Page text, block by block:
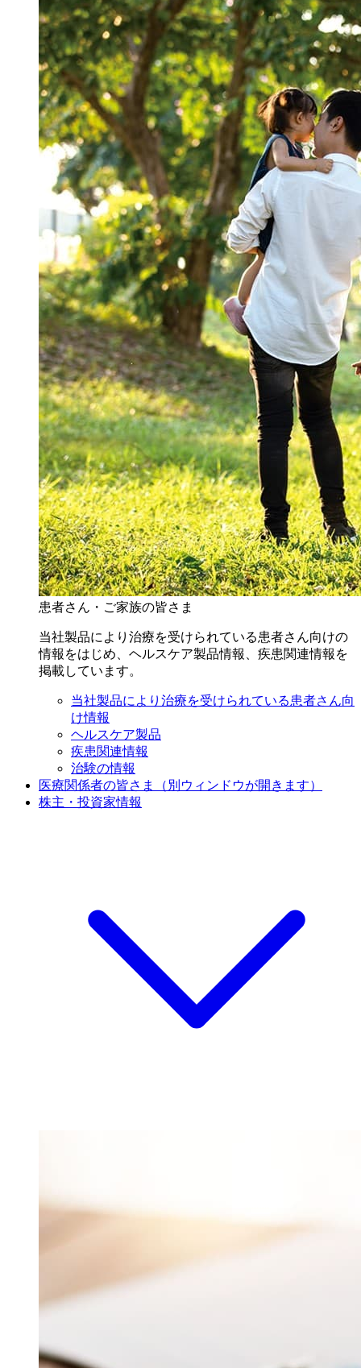
患者さん・ご家族の皆さま
当社製品により治療を受けられている患者さん向けの
情報をはじめ、ヘルスケア製品情報、疾患関連情報を
掲載しています。
当社製品により治療を受けられている患者さん向
け情報
ヘルスケア製品
疾患関連情報
治験の情報
医療関係者の皆さま
（別ウィンドウが開きます）
株主・投資家情報